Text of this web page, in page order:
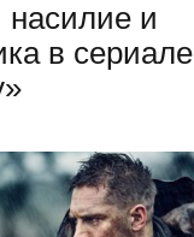
насилие и
в сериале